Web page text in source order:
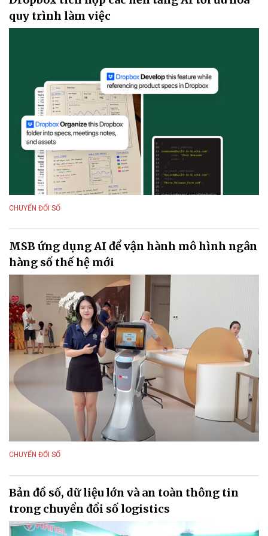
quy trình làm việc
CHUYỂN ĐỔI SỐ
MSB ứng dụng AI để vận hành mô hình ngân
hàng số thế hệ mới
CHUYỂN ĐỔI SỐ
Bản đồ số, dữ liệu lớn và an toàn thông tin
trong chuyển đổi số logistics